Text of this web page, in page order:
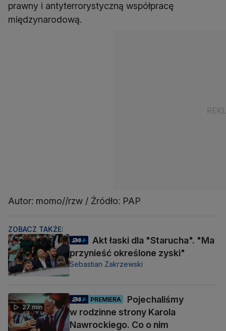
prawny i antyterrorystyczną współpracę
międzynarodową.
Autor: momo//rzw / Źródło: PAP
ZOBACZ TAKŻE:
Akt łaski dla "Starucha". "Ma
przynieść określone zyski"
Sebastian Zakrzewski
27 min
PREMIERA
Pojechaliśmy
w rodzinne strony Karola
Nawrockiego. Co o nim